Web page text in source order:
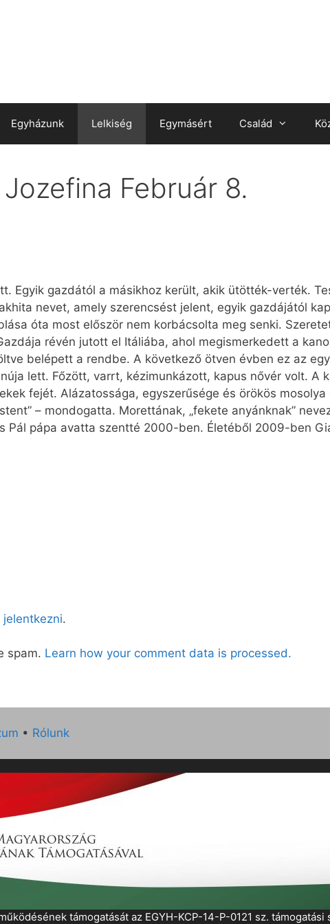
Egyházunk Lelkiség Egymásért Család
Február 8.
Egyik gazdától a másikhoz került, akik ütötték-verték.
nevet, amely szerencsést jelent, egyik gazdájától
óta most először nem korbácsolta meg senki.
révén jutott el Itáliába, ahol megismerkedett a
belépett a rendbe. A következő ötven évben ez az
lett. Főzött, varrt, kézimunkázott, kapus nővér volt. A
fejét. Alázatossága, egyszerűsége és örökös
– mondogatta. Morettának, „fekete anyánknak”
Pál pápa avatta szentté 2000-ben. Életéből 2009-ben
jelentkezni.
spam. Learn how your comment data is processed.
• Rólunk
támogatását az EGYH-KCP-14-P-0121 sz.